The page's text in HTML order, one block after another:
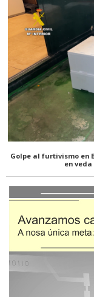
Golpe al furtivismo en
en